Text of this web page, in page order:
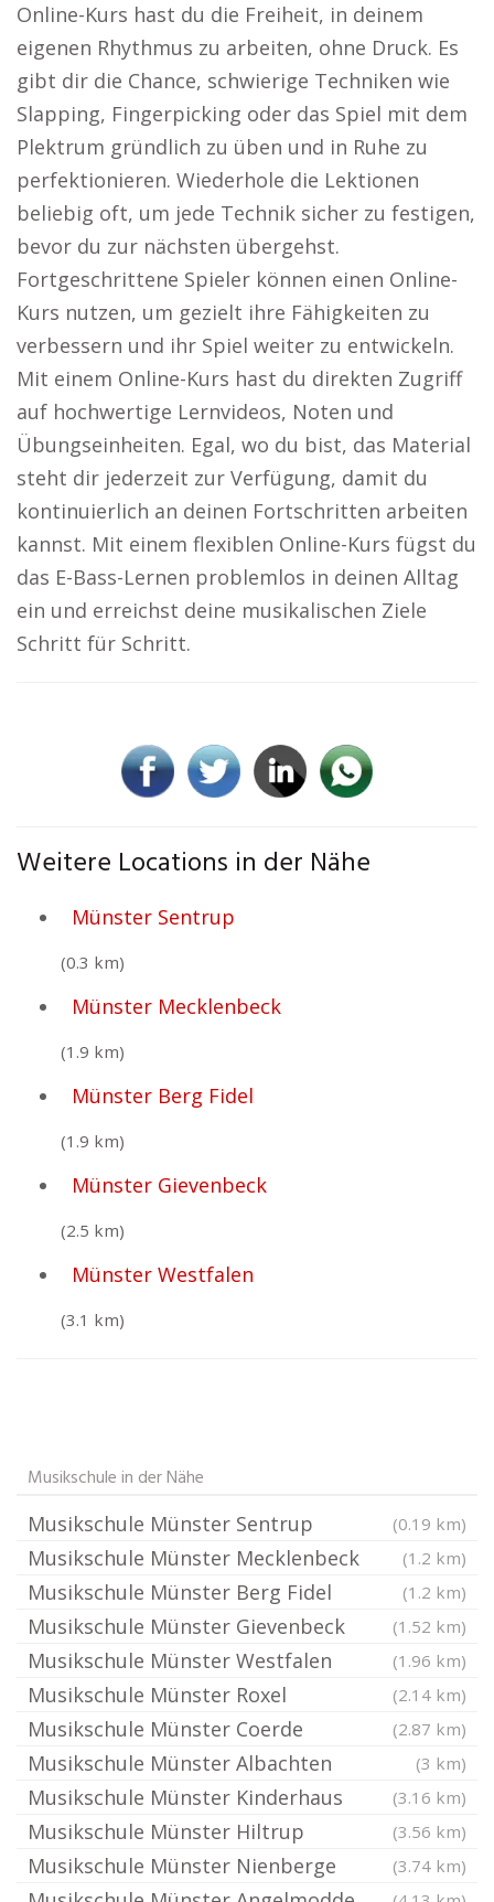
Online-Kurs hast du die Freiheit, in deinem
eigenen Rhythmus zu arbeiten, ohne Druck. Es
gibt dir die Chance, schwierige Techniken wie
Slapping, Fingerpicking oder das Spiel mit dem
Plektrum gründlich zu üben und in Ruhe zu
perfektionieren. Wiederhole die Lektionen
beliebig oft, um jede Technik sicher zu festigen,
bevor du zur nächsten übergehst.
Fortgeschrittene Spieler können einen Online-
Kurs nutzen, um gezielt ihre Fähigkeiten zu
verbessern und ihr Spiel weiter zu entwickeln.
Mit einem Online-Kurs hast du direkten Zugriff
auf hochwertige Lernvideos, Noten und
Übungseinheiten. Egal, wo du bist, das Material
steht dir jederzeit zur Verfügung, damit du
kontinuierlich an deinen Fortschritten arbeiten
kannst. Mit einem flexiblen Online-Kurs fügst du
das E-Bass-Lernen problemlos in deinen Alltag
ein und erreichst deine musikalischen Ziele
Schritt für Schritt.
Weitere Locations in der Nähe
Münster Sentrup
(0.3 km)
Münster Mecklenbeck
(1.9 km)
Münster Berg Fidel
(1.9 km)
Münster Gievenbeck
(2.5 km)
Münster Westfalen
(3.1 km)
Musikschule in der Nähe
Musikschule Münster Sentrup (0.19 km)
Musikschule Münster Mecklenbeck (1.2 km)
Musikschule Münster Berg Fidel (1.2 km)
Musikschule Münster Gievenbeck (1.52 km)
Musikschule Münster Westfalen (1.96 km)
Musikschule Münster Roxel (2.14 km)
Musikschule Münster Coerde (2.87 km)
Musikschule Münster Albachten (3 km)
Musikschule Münster Kinderhaus (3.16 km)
Musikschule Münster Hiltrup (3.56 km)
Musikschule Münster Nienberge (3.74 km)